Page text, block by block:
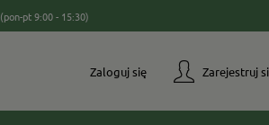
(pon-pt 9:00 - 15:30)
Zarejestruj
Zaloguj się